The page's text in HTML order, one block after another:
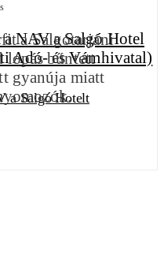
a Salgó Hotelt
a Salgótarjáni
lopás bűntett
gyanúja miatt